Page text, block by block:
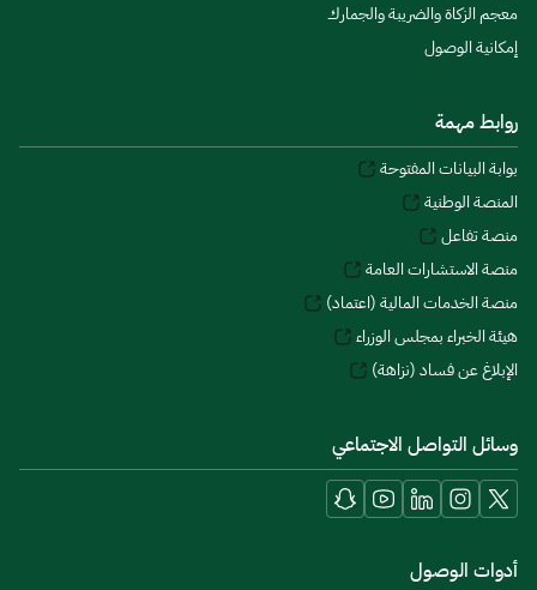
معجم الزكاة والضريبة والجمارك
إمكانية الوصول
روابط مهمة
بوابة البيانات المفتوحة
المنصة الوطنية
منصة تفاعل
منصة الاستشارات العامة
منصة الخدمات المالية (اعتماد)
هيئة الخبراء بمجلس الوزراء
الإبلاغ عن فساد (نزاهة)
وسائل التواصل الاجتماعي
أدوات الوصول